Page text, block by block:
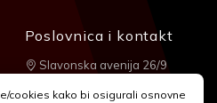
Poslovnica i kontakt
Slavonska avenija 26/9
+385 1 2455 950
cookies kako bi osigurali osnovne